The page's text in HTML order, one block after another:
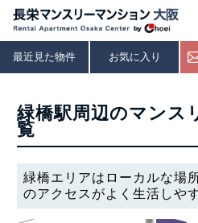
最近見た物件 お気に入り
緑橋駅周辺のマンス
覧
緑橋エリアはローカルな場
のアクセスがよく生活しや